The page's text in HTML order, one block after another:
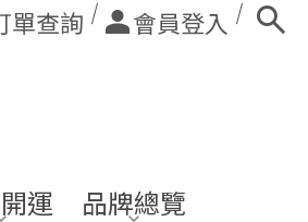
單查詢 會員登入
運 品牌總覽